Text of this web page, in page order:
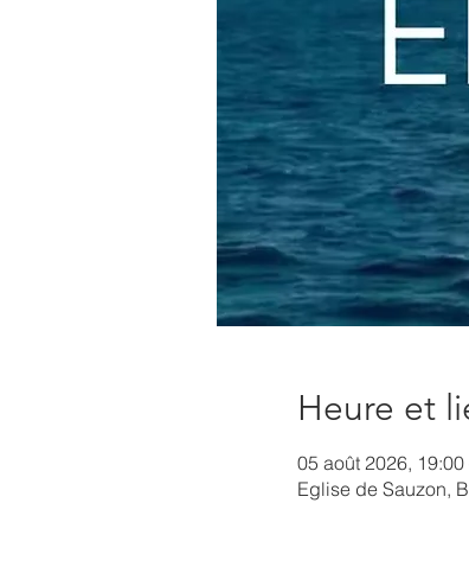
Heure et
05 août 2026, 19:00
Eglise de Sauzon,